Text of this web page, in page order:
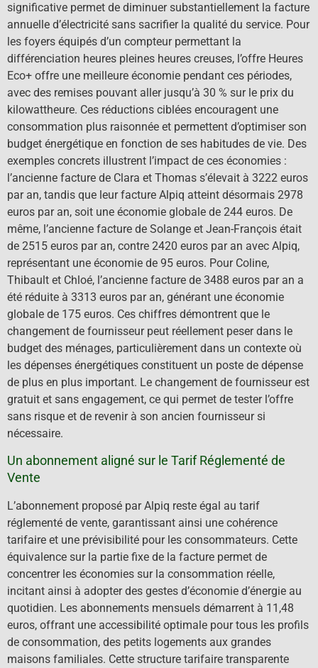
significative permet de diminuer substantiellement la facture
annuelle d’électricité sans sacrifier la qualité du service. Pour
les foyers équipés d’un compteur permettant la
différenciation heures pleines heures creuses, l’offre Heures
Eco+ offre une meilleure économie pendant ces périodes,
avec des remises pouvant aller jusqu’à 30 % sur le prix du
kilowattheure. Ces réductions ciblées encouragent une
consommation plus raisonnée et permettent d’optimiser son
budget énergétique en fonction de ses habitudes de vie. Des
exemples concrets illustrent l’impact de ces économies :
l’ancienne facture de Clara et Thomas s’élevait à 3222 euros
par an, tandis que leur facture Alpiq atteint désormais 2978
euros par an, soit une économie globale de 244 euros. De
même, l’ancienne facture de Solange et Jean-François était
de 2515 euros par an, contre 2420 euros par an avec Alpiq,
représentant une économie de 95 euros. Pour Coline,
Thibault et Chloé, l’ancienne facture de 3488 euros par an a
été réduite à 3313 euros par an, générant une économie
globale de 175 euros. Ces chiffres démontrent que le
changement de fournisseur peut réellement peser dans le
budget des ménages, particulièrement dans un contexte où
les dépenses énergétiques constituent un poste de dépense
de plus en plus important. Le changement de fournisseur est
gratuit et sans engagement, ce qui permet de tester l’offre
sans risque et de revenir à son ancien fournisseur si
nécessaire.
Un abonnement aligné sur le Tarif Réglementé de
Vente
L’abonnement proposé par Alpiq reste égal au tarif
réglementé de vente, garantissant ainsi une cohérence
tarifaire et une prévisibilité pour les consommateurs. Cette
équivalence sur la partie fixe de la facture permet de
concentrer les économies sur la consommation réelle,
incitant ainsi à adopter des gestes d’économie d’énergie au
quotidien. Les abonnements mensuels démarrent à 11,48
euros, offrant une accessibilité optimale pour tous les profils
de consommation, des petits logements aux grandes
maisons familiales. Cette structure tarifaire transparente